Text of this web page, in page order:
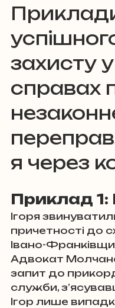
захисту у
справах
я через
Приклад 1:
Ігоря
причетності до
Івано-
Адвокат
запит до
служби,
Ігор лише